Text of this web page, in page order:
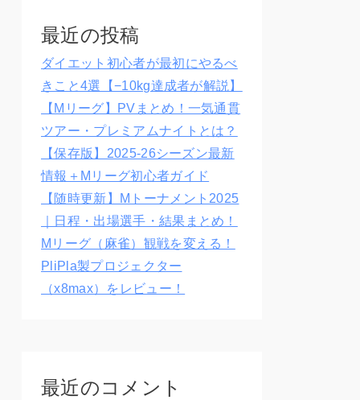
最近の投稿
ダイエット初心者が最初にやるべ
きこと4選【−10kg達成者が解説】
【Mリーグ】PVまとめ！一気通貫
ツアー・プレミアムナイトとは？
【保存版】2025-26シーズン最新
情報＋Mリーグ初心者ガイド
【随時更新】Mトーナメント2025
｜日程・出場選手・結果まとめ！
Mリーグ（麻雀）観戦を変える！
PliPla製プロジェクター
（x8max）をレビュー！
最近のコメント